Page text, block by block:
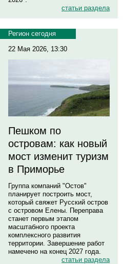
статьи раздела
Регион сегодня
22 Мая 2026, 13:30
Пешком по
островам: как новый
мост изменит туризм
в Приморье
Группа компаний "Остов"
планирует построить мост,
который свяжет Русский остров
с островом Елены. Переправа
станет первым этапом
масштабного проекта
комплексного развития
территории. Завершение работ
намечено на конец 2027 года.
статьи раздела